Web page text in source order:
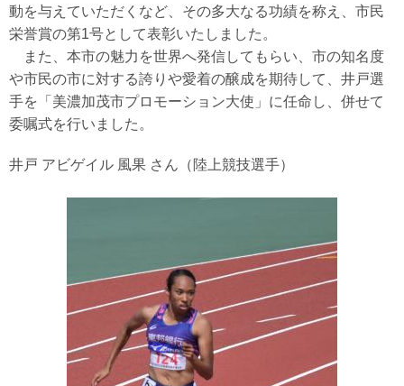
動を与えていただくなど、その多大なる功績を称え、市民
栄誉賞の第1号として表彰いたしました。
また、本市の魅力を世界へ発信してもらい、市の知名度
や市民の市に対する誇りや愛着の醸成を期待して、井戸選
手を「美濃加茂市プロモーション大使」に任命し、併せて
委嘱式を行いました。
井戸 アビゲイル 風果 さん（陸上競技選手）